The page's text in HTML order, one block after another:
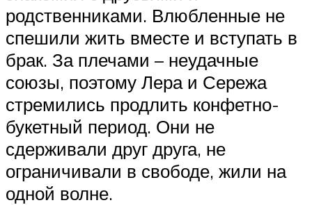
родственниками. Влюбленные не
спешили жить вместе и вступать в
брак. За плечами – неудачные
союзы, поэтому Лера и Сережа
стремились продлить конфетно-
букетный период. Они не
сдерживали друг друга, не
ограничивали в свободе, жили на
одной волне.